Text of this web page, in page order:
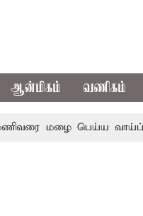
ஆன்மிகம் வணிகம்
மழை பெய்ய வாய்ப்பு